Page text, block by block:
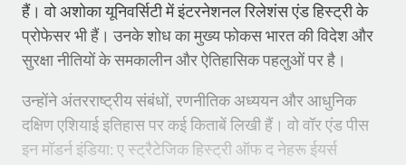
हैं। वो अशोका यूनिवर्सिटी में इंटरनेशनल रिलेशंस एंड हिस्ट्री के
प्रोफेसर भी हैं। उनके शोध का मुख्य फोकस भारत की विदेश और
सुरक्षा नीतियों के समकालीन और ऐतिहासिक पहलुओं पर है।
उन्होंने अंतरराष्ट्रीय संबंधों, रणनीतिक अध्ययन और आधुनिक
दक्षिण एशियाई इतिहास पर कई किताबें लिखी हैं। वो वॉर एंड पीस
इन मॉडर्न इंडिया: ए स्ट्रैटेजिक हिस्ट्री ऑफ द नेहरू ईयर्स